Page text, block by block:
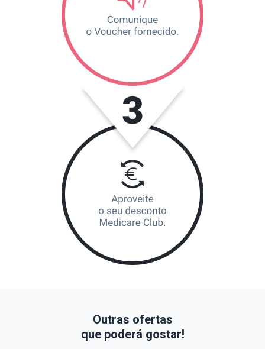
Outras ofertas
que poderá gostar!